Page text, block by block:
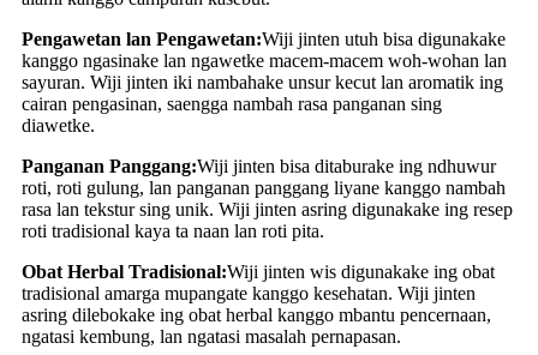
Pengawetan lan Pengawetan:Wiji jinten utuh bisa digunakake
kanggo ngasinake lan ngawetke macem-macem woh-wohan lan
sayuran. Wiji jinten iki nambahake unsur kecut lan aromatik ing
cairan pengasinan, saengga nambah rasa panganan sing
diawetke.
Panganan Panggang:Wiji jinten bisa ditaburake ing ndhuwur
roti, roti gulung, lan panganan panggang liyane kanggo nambah
rasa lan tekstur sing unik. Wiji jinten asring digunakake ing resep
roti tradisional kaya ta naan lan roti pita.
Obat Herbal Tradisional:Wiji jinten wis digunakake ing obat
tradisional amarga mupangate kanggo kesehatan. Wiji jinten
asring dilebokake ing obat herbal kanggo mbantu pencernaan,
ngatasi kembung, lan ngatasi masalah pernapasan.